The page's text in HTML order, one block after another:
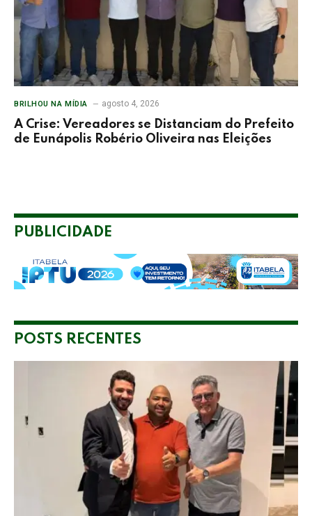
BRILHOU NA MÍDIA agosto 4, 2026
A Crise: Vereadores se Distanciam do Prefeito
de Eunápolis Robério Oliveira nas Eleições
PUBLICIDADE
POSTS RECENTES